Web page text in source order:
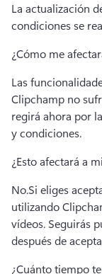
La actualización
condiciones se
¿Cómo me
Las
Clipchamp no
regirá ahora por
y condiciones.
¿Esto afectará a
No.Si eliges
utilizando
vídeos. Seguirás
después de
¿Cuánto tiempo